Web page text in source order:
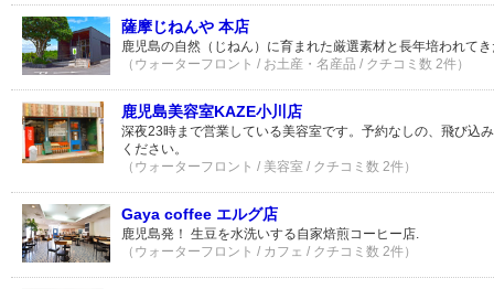
薩摩じねんや 本店
鹿児島の自然（じねん）に育まれた厳選素材と長年培われて
（ウォーターフロント / お土産・名産品 / クチコミ数 2件）
鹿児島美容室KAZE小川店
深夜23時まで営業している美容室です。予約なしの、飛び込
ください。
（ウォーターフロント / 美容室 / クチコミ数 2件）
Gaya coffee エルグ店
鹿児島発！ 生豆を水洗いする自家焙煎コーヒー店.
（ウォーターフロント / カフェ / クチコミ数 2件）